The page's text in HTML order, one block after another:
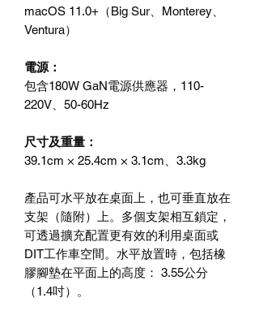
macOS 11.0+（Big Sur、Monterey、
Ventura）
電源：
包含180W GaN電源供應器，110-
220V、50-60Hz
尺寸及重量：
39.1cm × 25.4cm × 3.1cm、3.3kg
產品可水平放在桌面上，也可垂直放在
支架（隨附）上。多個支架相互鎖定，
可透過擴充配置更有效的利用桌面或
DIT工作車空間。水平放置時，包括橡
膠腳墊在平面上的高度： 3.55公分
（1.4吋）。